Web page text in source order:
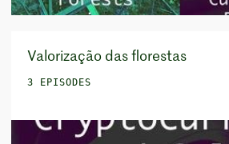
Valorização das florestas
3 EPISODES